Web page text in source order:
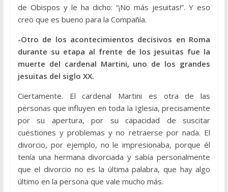
de Obispos y le ha dicho: “¡No más jesuitas!”. Y eso
creo que es bueno para la Compañía.
-Otro de los acontecimientos decisivos en Roma
durante su etapa al frente de los jesuitas fue la
muerte del cardenal Martini, uno de los grandes
jesuitas del siglo XX.
Ciertamente. El cardenal Martini es otra de las
personas que influyen en toda la Iglesia, precisamente
por su apertura, por su capacidad de suscitar
cuestiones y problemas y no retraerse por nada. El
divorcio, por ejemplo, no le impresionaba, porque él
tenía una hermana divorciada y sabía personalmente
que el divorcio no es la última palabra, que hay algo
último en la persona que vale mucho más.